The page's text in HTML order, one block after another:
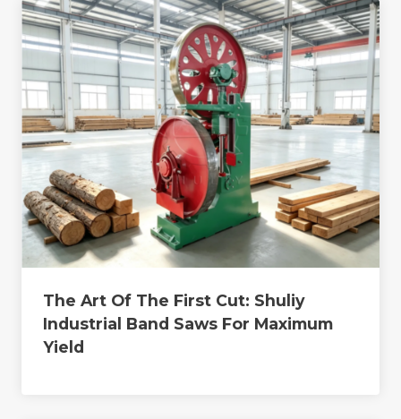
The Art Of The First Cut: Shuliy
Industrial Band Saws For Maximum
Yield